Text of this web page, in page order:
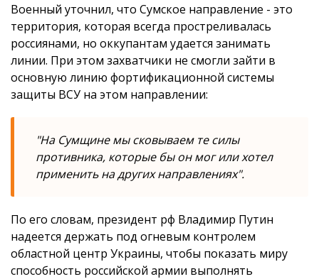
Военный уточнил, что Сумское направление - это
территория, которая всегда простреливалась
россиянами, но оккупантам удается занимать
линии. При этом захватчики не смогли зайти в
основную линию фортификационной системы
защиты ВСУ на этом направлении:
"На Сумщине мы сковываем те силы
противника, которые бы он мог или хотел
применить на других направлениях".
По его словам, президент рф Владимир Путин
надеется держать под огневым контролем
областной центр Украины, чтобы показать миру
способность российской армии выполнять